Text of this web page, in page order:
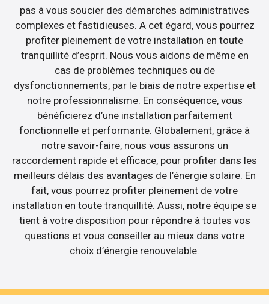
pas à vous soucier des démarches administratives
complexes et fastidieuses. A cet égard, vous pourrez
profiter pleinement de votre installation en toute
tranquillité d’esprit. Nous vous aidons de même en
cas de problèmes techniques ou de
dysfonctionnements, par le biais de notre expertise et
notre professionnalisme. En conséquence, vous
bénéficierez d’une installation parfaitement
fonctionnelle et performante. Globalement, grâce à
notre savoir-faire, nous vous assurons un
raccordement rapide et efficace, pour profiter dans les
meilleurs délais des avantages de l’énergie solaire. En
fait, vous pourrez profiter pleinement de votre
installation en toute tranquillité. Aussi, notre équipe se
tient à votre disposition pour répondre à toutes vos
questions et vous conseiller au mieux dans votre
choix d’énergie renouvelable.